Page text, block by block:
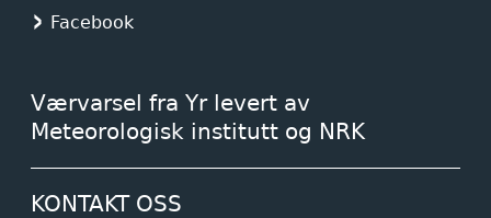
Facebook
Værvarsel fra Yr levert av
Meteorologisk institutt og NRK
KONTAKT OSS